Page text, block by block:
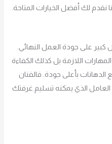
لك أفضل الخيارات المتاحة.
كبير على جودة العمل النهائي.
اللازمة بل كذلك الكفاءة
الدهانات بأعلى جودة. فالفنان
العامل الذي يمكنه تسليم غرفتك